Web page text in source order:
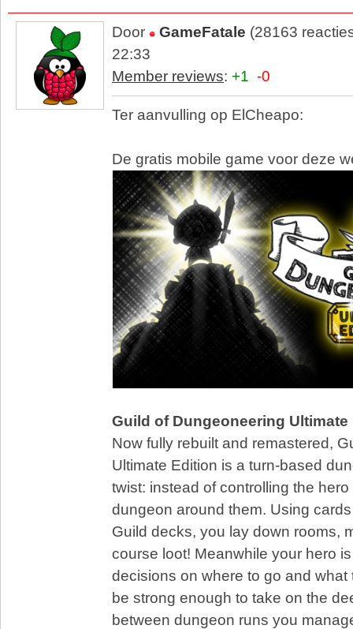
Door GameFatale (28163
22:33
Member reviews: +1 -0
Ter aanvulling op ElCheapo:
De gratis mobile game voor deze
Guild of Dungeoneering Ultimate
Now fully rebuilt and remastered,
Ultimate Edition is a turn-based
twist: instead of controlling the
dungeon around them. Using
Guild decks, you lay down rooms,
course loot! Meanwhile your hero
decisions on where to go and what
be strong enough to take on the
between dungeon runs you